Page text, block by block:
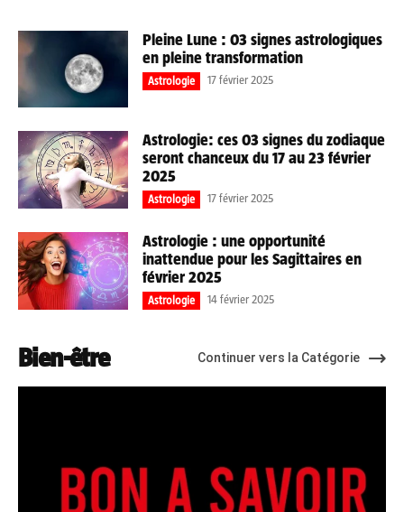
Pleine Lune : 03 signes astrologiques
en pleine transformation
Astrologie 17 février 2025
Astrologie: ces 03 signes du zodiaque
seront chanceux du 17 au 23 février
2025
Astrologie 17 février 2025
Astrologie : une opportunité
inattendue pour les Sagittaires en
février 2025
Astrologie 14 février 2025
Bien-être Continuer vers la Catégorie